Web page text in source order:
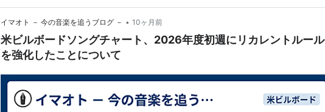
イマオト － 今の音楽を追うブログ － • 10ヶ月前
米ビルボードソングチャート、2026年度初週にリカレントルール
を強化したことについて